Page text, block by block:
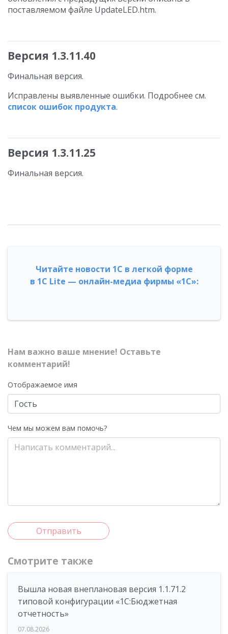
поставляемом файле UpdateLED.htm.
Версия 1.3.11.40
Финальная версия.
Исправлены выявленные ошибки. Подробнее см.
список ошибок продукта.
Версия 1.3.11.25
Финальная версия.
Читайте новости 1С в легкой форме
в 1С Lite — онлайн-медиа фирмы «1С»:
Нам важно ваше мнение! Оставьте
комментарий!
Отображаемое имя
Чем мы можем вам помочь?
Отправить
Смотрите также
Вышла новая внеплановая версия 1.1.71.2
типовой конфигурации «1C:Бюджетная
отчетность»
07.08.2026